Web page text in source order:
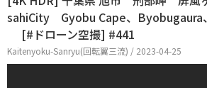
sahiCity Gyobu Cape、Byobugaura
[#ドローン空撮] #441
Kaitenyoku-Sanryu(回転翼三流) / 2023-04-25